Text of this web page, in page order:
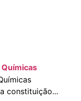
constituição...